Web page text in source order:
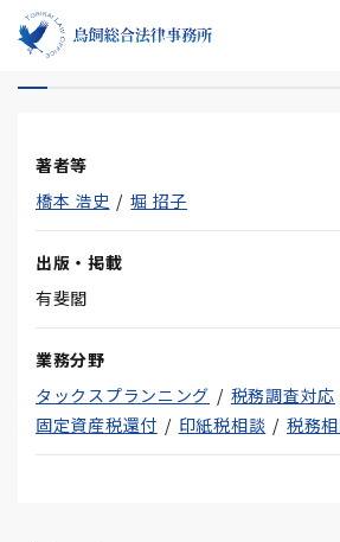
新 実務家のための税務相
著者等
橋本 浩史
堀 招子
出版・掲載
有斐閣
業務分野
タックスプランニング
税務調査対応
固定資産税還付
印紙税相談 税務